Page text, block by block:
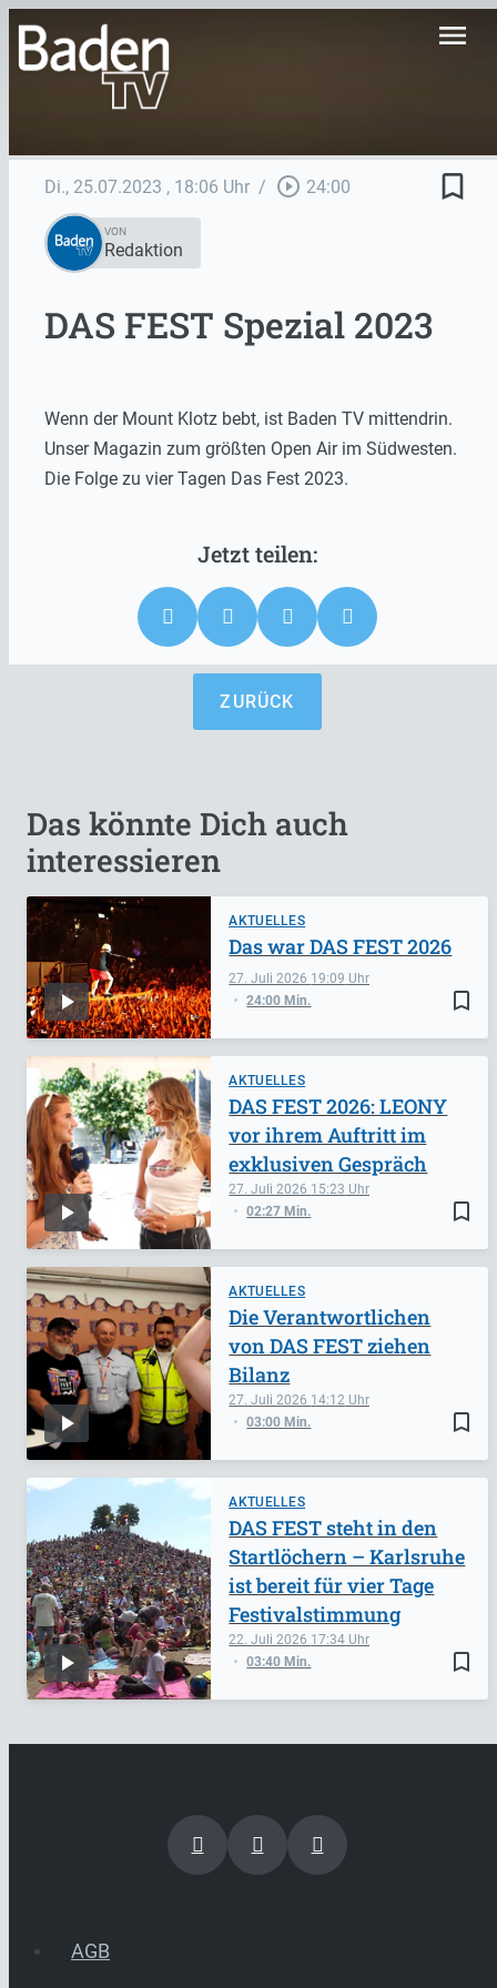
menu
Di., 25.07.2023 , 18:06 Uhr / play_circle_outline 24:00 bookmark_border
VON
Redaktion
DAS FEST Spezial 2023
Wenn der Mount Klotz bebt, ist Baden TV mittendrin.
Unser Magazin zum größten Open Air im Südwesten.
Die Folge zu vier Tagen Das Fest 2023.
ZURÜCK
Das könnte Dich auch
interessieren
AKTUELLES
bookmark_border
27. Juli 2026 19:09
24:00 Min.
Das war DAS FEST 2026
AKTUELLES
bookmark_border
27. Juli 2026 15:23
02:27 Min.
DAS FEST 2026: LEONY
vor ihrem Auftritt im
exklusiven Gespräch
AKTUELLES
bookmark_border
27. Juli 2026 14:12
03:00 Min.
Die Verantwortlichen
von DAS FEST ziehen
Bilanz
AKTUELLES
bookmark_border
22. Juli 2026 17:34
03:40 Min.
DAS FEST steht in den
Startlöchern – Karlsruhe
ist bereit für vier Tage
Festivalstimmung
AGB